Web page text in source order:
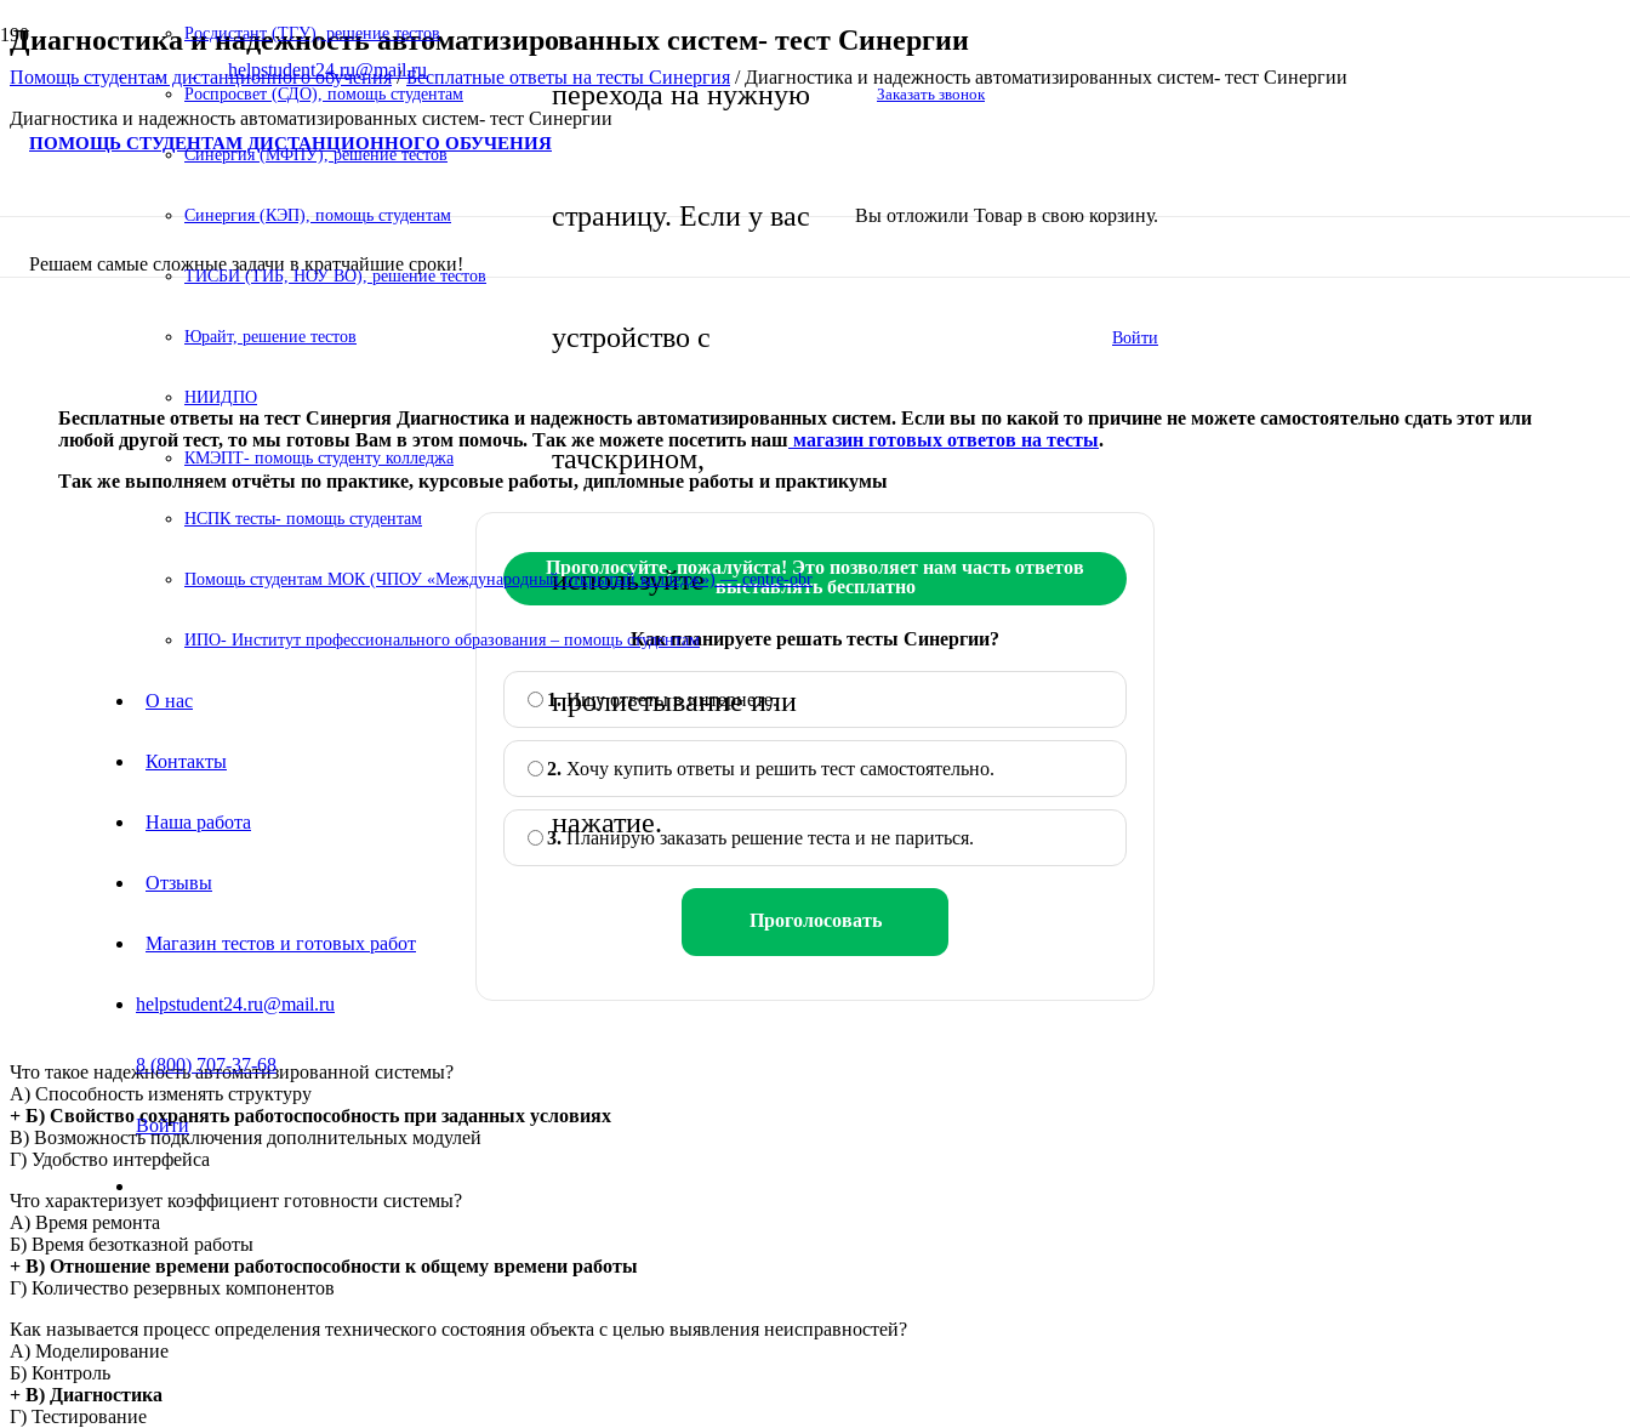
helpstudent24.ru@mail.ru
ПОМОЩЬ СТУДЕНТАМ ДИСТАНЦИОННОГО ОБУЧЕНИЯ
Решаем самые сложные задачи в кратчайшие сроки!
перехода на нужную
страницу. Если у вас
устройство с
тачскрином,
используйте
пролистывание или
нажатие.
Заказать звонок
Вы отложили Товар в свою корзину.
Войти
Росдистант (ТГУ), решение тестов
Роспросвет (СДО), помощь студентам
Синергия (МФПУ), решение тестов
Синергия (КЭП), помощь студентам
ТИСБИ (ТИБ, НОУ ВО), решение тестов
Юрайт, решение тестов
НИИДПО
КМЭПТ- помощь студенту колледжа
НСПК тесты- помощь студентам
Помощь студентам МОК (ЧПОУ «Международный открытый колледж») — centre-obr
ИПО- Институт профессионального образования – помощь студентам
О нас
Контакты
Наша работа
Отзывы
Магазин тестов и готовых работ
helpstudent24.ru@mail.ru
8 (800) 707-37-68
Войти
Диагностика и надежность автоматизированных систем- тест Синергии
Помощь студентам дистанционного обучения/Бесплатные ответы на тесты Синергия / Диагностика и надежность автоматизированных систем- тест Синергии
Диагностика и надежность автоматизированных систем- тест Синергии
Бесплатные ответы на тест Синергия Диагностика и надежность автоматизированных систем. Если вы по какой то причине не можете самостоятельно сдать этот или
любой другой тест, то мы готовы Вам в этом помочь. Так же можете посетить наш магазин готовых ответов на тесты.
Так же выполняем отчёты по практике, курсовые работы, дипломные работы и практикумы
Проголосуйте, пожалуйста! Это позволяет нам часть ответов
выставлять бесплатно
Как планируете решать тесты Синергии?
1.Ищу ответы в интернете.
2. Хочу купить ответы и решить тест самостоятельно.
3.Планирую заказать решение теста и не париться.
Проголосовать
Что такое надежность автоматизированной системы?
А) Способность изменять структуру
+ Б) Свойство сохранять работоспособность при заданных условиях
В) Возможность подключения дополнительных модулей
Г) Удобство интерфейса
Что характеризует коэффициент готовности системы?
А) Время ремонта
Б) Время безотказной работы
+ В) Отношение времени работоспособности к общему времени работы
Г) Количество резервных компонентов
Как называется процесс определения технического состояния объекта с целью выявления неисправностей?
А) Моделирование
Б) Контроль
+ В) Диагностика
Г) Тестирование